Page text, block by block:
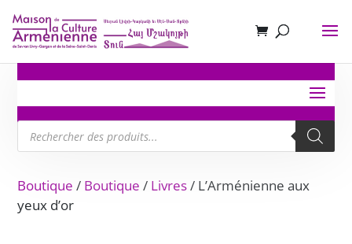
Recherche
de
produits
Boutique / Boutique / Livres/ L’Arménienne aux
yeux d’or